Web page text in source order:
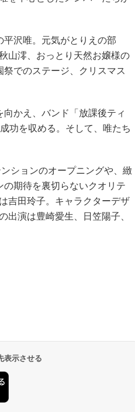
沢唯。元気がとりえの部
山澪、おっとり天然お嬢様の
でのステージ、クリスマス
かえ、バンド「放課後ティ
功を収める。そして、唯たち
ションのオープニングや、緻
期待を裏切らないクオリテ
吉田玲子。キャラクターデザ
出演は豊崎愛生、日笠陽子、
表示させる